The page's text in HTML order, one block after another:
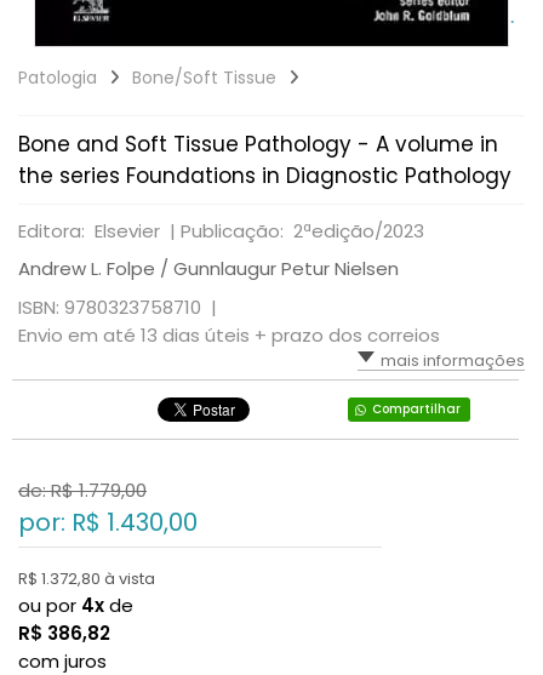
Patologia Bone/Soft Tissue
Bone and Soft Tissue Pathology - A volume in
the series Foundations in Diagnostic Pathology
Editora: Elsevier | Publicação: 2ªedição/2023
Andrew L. Folpe / Gunnlaugur Petur Nielsen
ISBN: 9780323758710 |
Envio em até 13 dias úteis + prazo dos correios
mais informações
Compartilhar
de: R$1.779,00
por: R$ 1.430,00
R$ 1.372,80 à vista
ou por 4xde
R$ 386,82
com juros